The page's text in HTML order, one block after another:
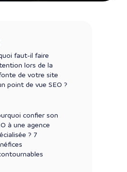
faut-il faire
lors de la
de votre site
point de vue SEO ?
confier son
à une agence
? 7